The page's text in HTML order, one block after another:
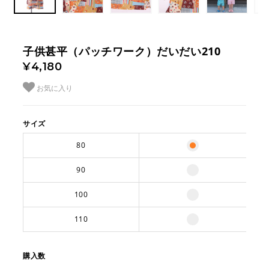
子供甚平（パッチワーク）だいだい210
¥4,180
お気に入り
サイズ
80
90
100
110
購入数